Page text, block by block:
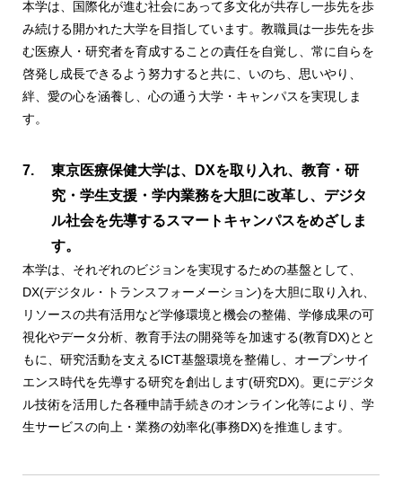
本学は、国際化が進む社会にあって多文化が共存し一歩先を歩
み続ける開かれた大学を目指しています。教職員は一歩先を歩
む医療人・研究者を育成することの責任を自覚し、常に自らを
啓発し成長できるよう努力すると共に、いのち、思いやり、
絆、愛の心を涵養し、心の通う大学・キャンパスを実現しま
す。
東京医療保健大学は、DXを取り入れ、教育・研
究・学生支援・学内業務を大胆に改革し、デジタ
ル社会を先導するスマートキャンパスをめざしま
す。
本学は、それぞれのビジョンを実現するための基盤として、
DX(デジタル・トランスフォーメーション)を大胆に取り入れ、
リソースの共有活用など学修環境と機会の整備、学修成果の可
視化やデータ分析、教育手法の開発等を加速する(教育DX)とと
もに、研究活動を支えるICT基盤環境を整備し、オープンサイ
エンス時代を先導する研究を創出します(研究DX)。更にデジタ
ル技術を活用した各種申請手続きのオンライン化等により、学
生サービスの向上・業務の効率化(事務DX)を推進します。